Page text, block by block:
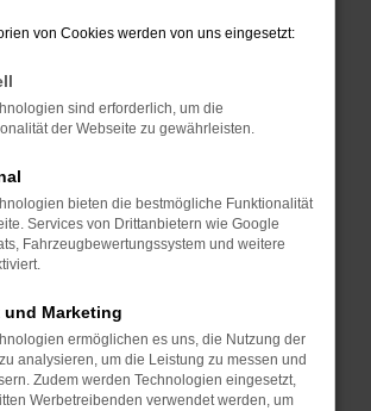
Browsererweiterungen.
Laden bestimmter Seiten
Funktioniert die Seite in einem
Gerät neu.
manchmal helfen, vorübergehende
beheben.
auf dem neuesten Stand
Software birgt nicht nur ein
sondern kann auch dazu
von Cookies werden von uns eingesetzt:
sind erforderlich, um die
der Webseite zu gewährleisten.
bieten die bestmögliche Funktionalität
Services von Drittanbietern wie Google
Fahrzeugbewertungssystem und weitere
Marketing
ermöglichen es uns, die Nutzung der
analysieren, um die Leistung zu messen und
Zudem werden Technologien eingesetzt,
Werbetreibenden verwendet werden, um